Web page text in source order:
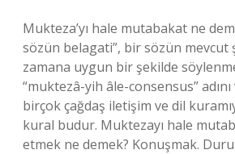
Mukteza’yı hale mutabakat ne
sözün belagati”, bir sözün mevcut
zamana uygun bir şekilde
“muktezâ-yih âle-consensus”
birçok çağdaş iletişim ve dil
kural budur. Muktezayı hale
etmek ne demek? Konuşmak.